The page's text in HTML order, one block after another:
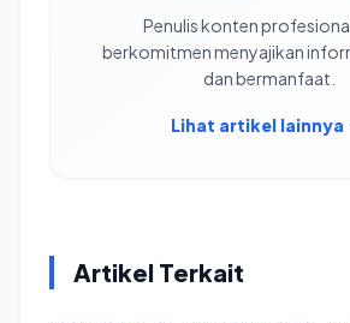
Penulis konten
berkomitmen menyajikan
dan bermanfaat.
Lihat artikel lainnya
Artikel Terkait